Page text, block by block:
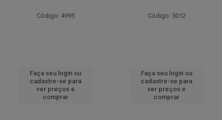
Código: 4995
Faça seu login ou
cadastre-se para
ver preços e
comprar
Código: 5012
Faça seu login ou
cadastre-se para
ver preços e
comprar